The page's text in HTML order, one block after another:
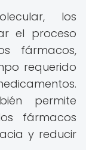
los
el proceso
fármacos,
requerido
permite
fármacos
y reducir